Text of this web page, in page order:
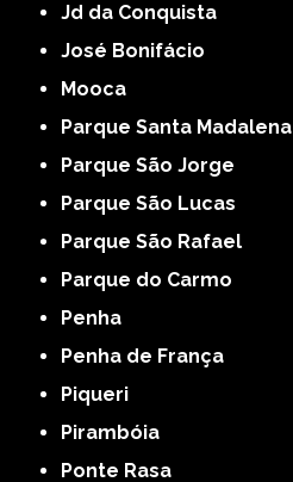
Jd da Conquista
José Bonifácio
Mooca
Parque Santa Madalena
Parque São Jorge
Parque São Lucas
Parque São Rafael
Parque do Carmo
Penha
Penha de França
Piqueri
Pirambóia
Ponte Rasa